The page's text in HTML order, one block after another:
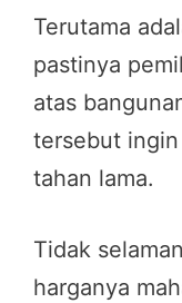
Terutama
pastinya
atas
tersebut
tahan lama.
Tidak
harganya